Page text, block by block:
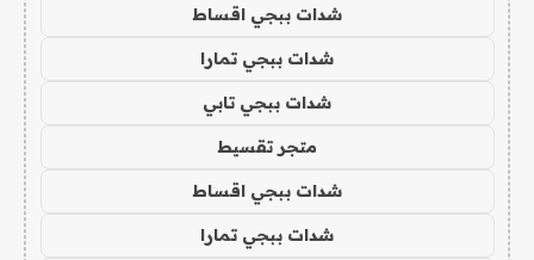
شدات ببجي اقساط
شدات ببجي تمارا
شدات ببجي تابي
متجر تقسيط
شدات ببجي اقساط
شدات ببجي تمارا